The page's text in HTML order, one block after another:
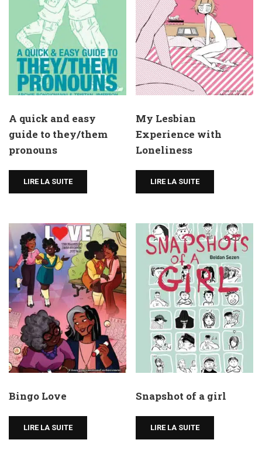
A quick and easy
guide to they/them
pronouns
LIRE LA SUITE
My Lesbian
Experience with
Loneliness
LIRE LA SUITE
Bingo Love
LIRE LA SUITE
Snapshot of a girl
LIRE LA SUITE